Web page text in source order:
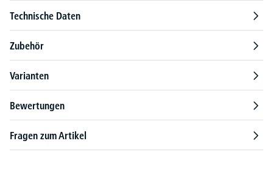
Technische Daten
Zubehör
Varianten
Bewertungen
Fragen zum Artikel